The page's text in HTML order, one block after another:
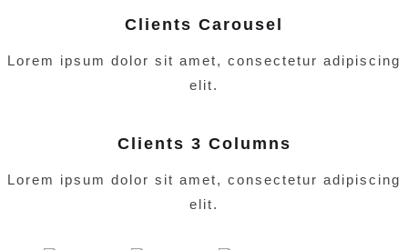
Clients Carousel
Lorem ipsum dolor sit amet, consectetur adipiscing
elit.
Clients 3 Columns
Lorem ipsum dolor sit amet, consectetur adipiscing
elit.